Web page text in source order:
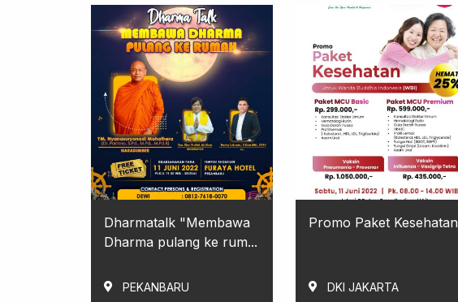
Dharmatalk "Membawa
Dharma pulang ke rum...
PEKANBARU
Promo Paket Kesehatan
DKI JAKARTA